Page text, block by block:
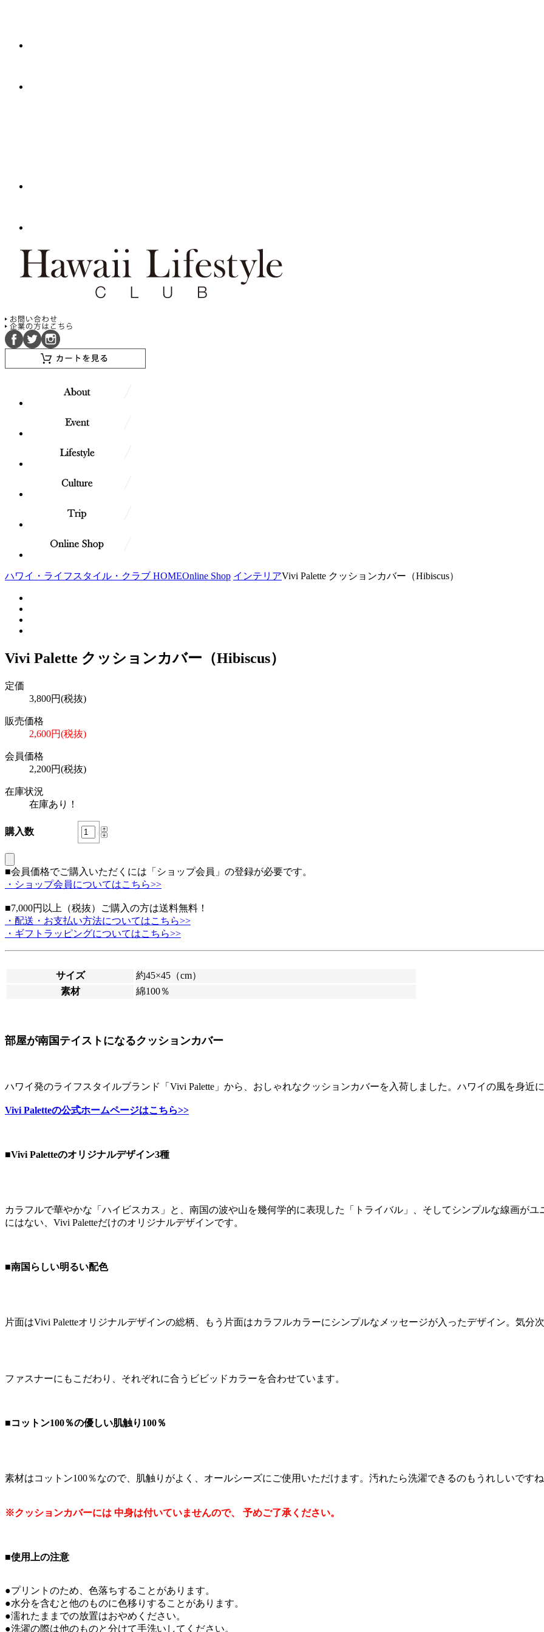
ハワイ・ライフスタイル・クラブ HOMEOnline Shop インテリアVivi Palette クッションカバー（Hibiscus）
Vivi Palette クッションカバー（Hibiscus）
定価
3,800円(税抜)
販売価格
2,600円(税抜)
会員価格
2,200円(税抜)
在庫状況
在庫あり！
購入数
■会員価格でご購入いただくには「ショップ会員」の登録が必要です。
・ショップ会員についてはこちら>>
■7,000円以上（税抜）ご購入の方は送料無料！
・配送・お支払い方法についてはこちら>>
・ギフトラッピングについてはこちら>>
サイズ
約45×45（cm）
素材
綿100％
部屋が南国テイストになるクッションカバー
ハワイ発のライフスタイルブランド「Vivi Palette」から、おしゃれなクッションカバーを入荷しました。ハワイの風を身近
Vivi Paletteの公式ホームページはこちら>>
■Vivi Paletteのオリジナルデザイン3種
カラフルで華やかな「ハイビスカス」と、南国の波や山を幾何学的に表現した「トライバル」、そしてシンプルな線画が
にはない、Vivi Paletteだけのオリジナルデザインです。
■南国らしい明るい配色
片面はVivi Paletteオリジナルデザインの総柄、もう片面はカラフルカラーにシンプルなメッセージが入ったデザイン。気分
ファスナーにもこだわり、それぞれに合うビビッドカラーを合わせています。
■コットン100％の優しい肌触り100％
素材はコットン100％なので、肌触りがよく、オールシーズにご使用いただけます。汚れたら洗濯できるのもうれしいですね
※クッションカバーには 中身は付いていませんので、 予めご了承ください。
■使用上の注意
●プリントのため、色落ちすることがあります。
●水分を含むと他のものに色移りすることがあります。
●濡れたままでの放置はおやめください。
●洗濯の際は他のものと分けて手洗いしてください。